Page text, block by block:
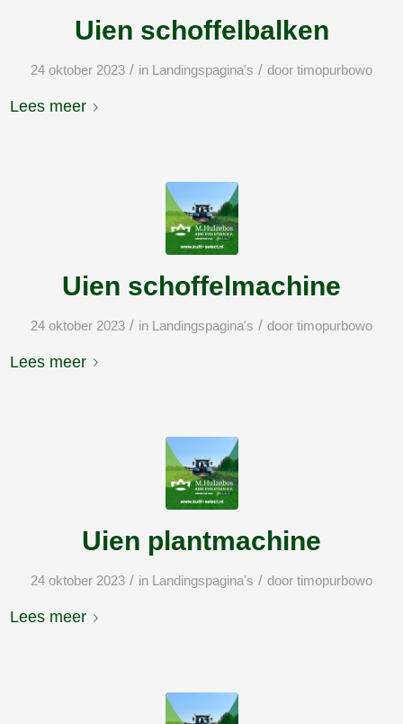
Uien schoffelbalken
24 oktober 2023 / in Landingspagina's / door timopurbowo
Lees meer
Uien schoffelmachine
24 oktober 2023 / in Landingspagina's / door timopurbowo
Lees meer
Uien plantmachine
24 oktober 2023 / in Landingspagina's / door timopurbowo
Lees meer